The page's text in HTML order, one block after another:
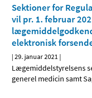
Sektioner for
vil pr. 1. februar
elektronisk
|29. januar 2021 |
Lægemiddelstyrelsens
generel medicin samt